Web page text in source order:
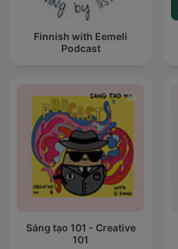
Finnish with Eemeli
Podcast
Sáng tạo 101 - Creative
101